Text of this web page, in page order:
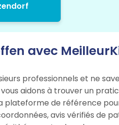
avec
professionnels et ne
aidons à trouver un
plateforme de référence
avis vérifiés de